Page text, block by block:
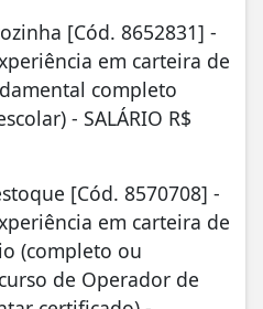
[Cód. 8652831] -
em carteira de
completo
- SALÁRIO R$
[Cód. 8570708] -
em carteira de
(completo ou
de Operador de